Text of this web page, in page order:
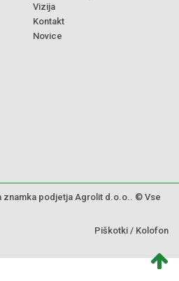
Vizija
Kontakt
Novice
znamka podjetja Agrolit d.o.o.. © Vse
Piškotki / Kolofon